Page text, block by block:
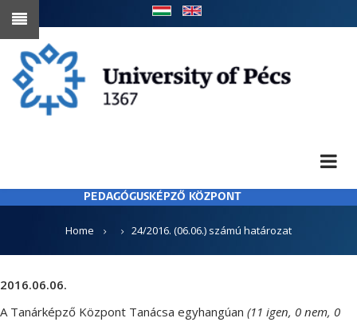
Skip
main
content
PEDAGÓGUSKÉPZŐ KÖZPONT
Home 24/2016. (06.06.) számú határozat
2016.06.06.
A Tanárképző Központ Tanácsa egyhangúan (11 igen, 0 nem, 0